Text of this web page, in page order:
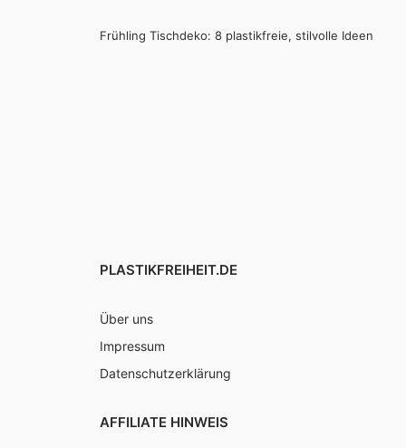
Frühling Tischdeko: 8 plastikfreie, stilvolle Ideen
PLASTIKFREIHEIT.DE
Über uns
Impressum
Datenschutzerklärung
AFFILIATE HINWEIS